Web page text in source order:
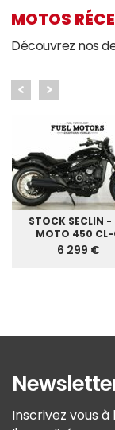
MOTOS
Découvrez nos
STOCK SECLIN -
MOTO 450 CL-
6 299 €
Inscrivez vous